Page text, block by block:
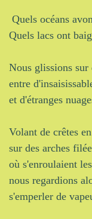
Quels océans
Quels lacs ont
Nous glissions sur
entre
et d'étranges
Volant de crêtes
sur des arches
où s'enroulaient
nous regardions
s'emperler de